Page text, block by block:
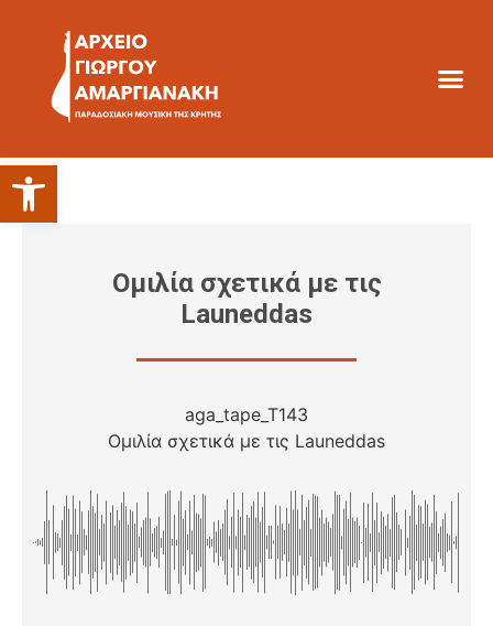
Ανοίξτε τη γραμμή εργαλείων
Ομιλία σχετικά με τις
Launeddas
aga_tape_T143
Ομιλία σχετικά με τις Launeddas